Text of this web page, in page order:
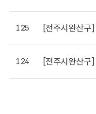
125 [전주시완산구]
124 [전주시완산구]